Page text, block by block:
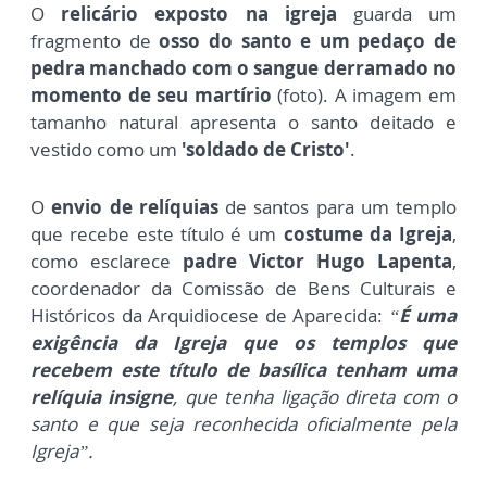
O relicário exposto na igreja guarda um
fragmento de osso do santo e um pedaço de
pedra manchado com o sangue derramado no
momento de seu martírio (foto). A imagem em
tamanho natural apresenta o santo deitado e
vestido como um 'soldado de Cristo'.
Oenvio de relíquiasde santos para um templo
que recebe este título é um costume da Igreja,
como esclarece padre Victor Hugo Lapenta,
coordenador da Comissão de Bens Culturais e
Históricos da Arquidiocese de Aparecida: “É uma
exigência da Igreja que os templos que
recebem este título de basílica tenham uma
relíquia insigne, que tenha ligação direta com o
santo e que seja reconhecida oficialmente pela
Igreja”.